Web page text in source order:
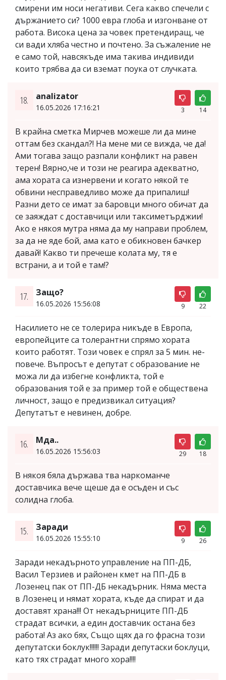
смирени им носи негативи. Сега какво спечели с
държанието си? 1000 евра глоба и изгонване от
работа. Висока цена за човек претендиращ, че
си вади хляба честно и почтено. За съжаление не
е само той, навсякъде има такива индивиди
които трябва да си вземат поука от случката.
18. analizator
16.05.2026 17:16:21 3 14
В крайна сметка Мирчев можеше ли да мине
оттам без скандал?! На мене ми се вижда, че да!
Ами тогава защо разпали конфликт на равен
терен! Вярно,че и този не реагира адекватно,
ама хората са изнервени и когато някой те
обвини несправедливо може да припалиш!
Разни дето се имат за баровци много обичат да
се заяждат с доставчици или таксиметърджии!
Ако е някоя мутра няма да му направи проблем,
за да не яде бой, ама като е обикновен бачкер
давай! Какво ти пречеше колата му, тя е
встрани, а и той е там!?
17. Защо?
16.05.2026 15:56:08 9 22
Насилието не се толерира никъде в Европа,
европейците са толерантни спрямо хората
които работят. Този човек е спрял за 5 мин. не-
повече. Въпросът е депутат с образование не
можа ли да избегне конфликта, той е
образования той е за пример той е обществена
личност, защо е предизвикал ситуация?
Депутатът е невинен, добре.
16. Мда..
16.05.2026 15:56:03 29 18
В някоя бяла държава тва наркоманче
доставчика вече щеше да е осъден и със
солидна глоба.
15. Заради
16.05.2026 15:55:10 9 26
Заради некадърното управление на ПП-ДБ,
Васил Терзиев и районен кмет на ПП-ДБ в
Лозенец пак от ПП-ДБ некадърник. Няма места
в Лозенец и нямат хората, къде да спират и да
доставят храна!!! От некадърниците ПП-ДБ
страдат всички, а един доставчик остана без
работа! Аз ако бях, Също щях да го фрасна този
депутатски боклук!!!!!! Заради депутаски боклуци,
като тях страдат много хора!!!!